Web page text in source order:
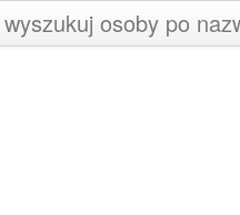
osoby po